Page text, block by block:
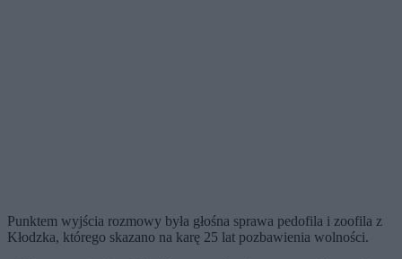
Punktem wyjścia rozmowy była głośna sprawa pedofila i zoofila z
Kłodzka, którego skazano na karę 25 lat pozbawienia wolności.